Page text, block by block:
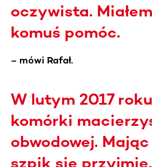
oczywista.
komuś pomóc.
– mówi Rafał.
W lutym 2017
komórki
obwodowej.
szpik się